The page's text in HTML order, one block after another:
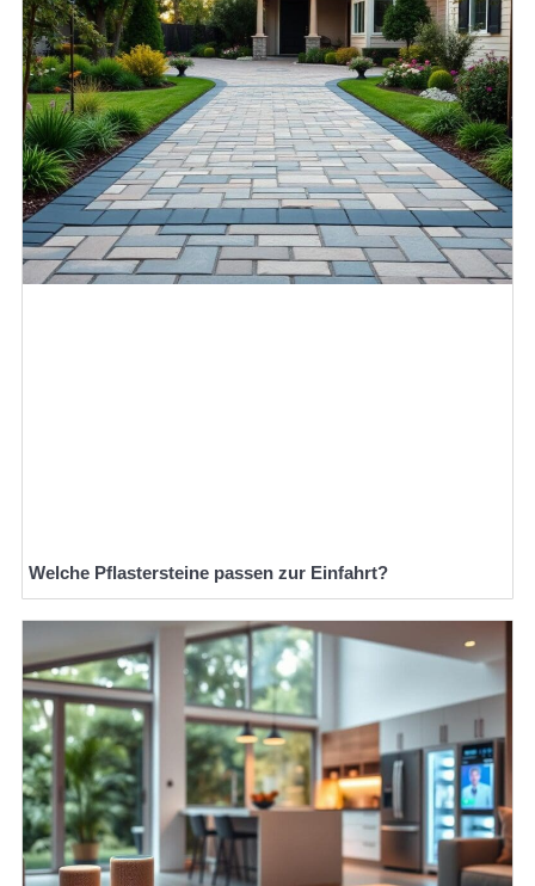
Welche Pflastersteine passen zur Einfahrt?